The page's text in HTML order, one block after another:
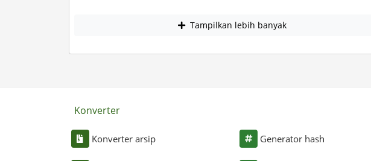
Tampilkan lebih banyak
Konverter
Konverter arsip Generator hash